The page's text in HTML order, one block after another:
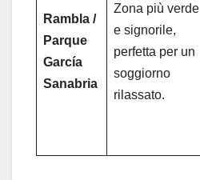
Rambla /
Parque
García
Sanabria
Zona più verde
e signorile,
perfetta per un
soggiorno
rilassato.